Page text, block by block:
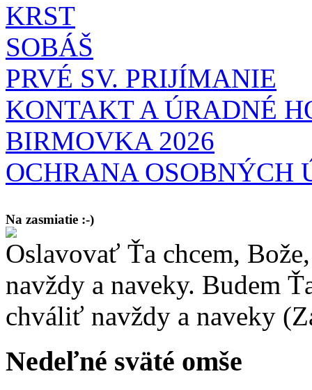
KRST
SOBÁŠ
PRVÉ SV. PRIJÍMANIE
KONTAKT A ÚRADNÉ
BIRMOVKA 2026
OCHRANA OSOBNÝCH
Na zasmiatie :-)
Malý chlapec sa modlí:
Pane Bože, ďakujem za otecka, za mamičku a prosím aj za Teba,
Oslavovať Ťa chcem,
navždy a naveky. Budem
chváliť navždy a naveky
Nedeľné sväté omše